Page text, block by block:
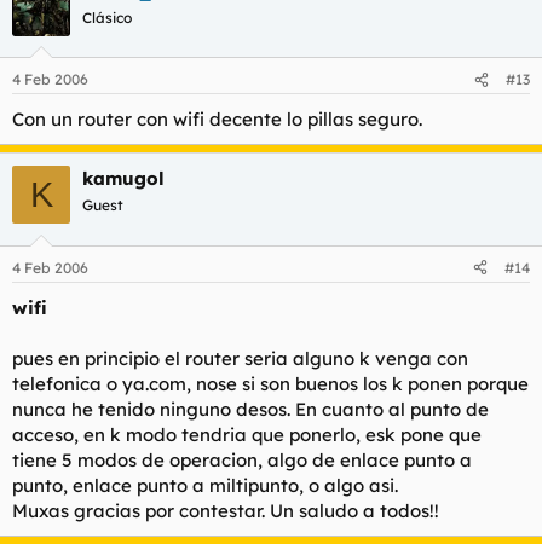
Clásico
4 Feb 2006 #13
Con un router con wifi decente lo pillas seguro.
K kamugol
Guest
4 Feb 2006 #14
wifi
pues en principio el router seria alguno k venga con
telefonica o ya.com, nose si son buenos los k ponen porque
nunca he tenido ninguno desos. En cuanto al punto de
acceso, en k modo tendria que ponerlo, esk pone que
tiene 5 modos de operacion, algo de enlace punto a
punto, enlace punto a miltipunto, o algo asi.
Muxas gracias por contestar. Un saludo a todos!!